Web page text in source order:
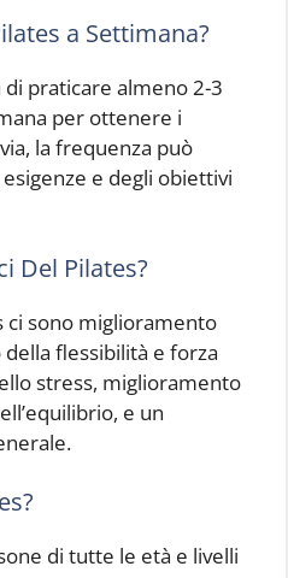
a Settimana?
praticare almeno 2-3
per ottenere i
la frequenza può
e degli obiettivi
Del Pilates?
ci sono miglioramento
flessibilità e forza
stress, miglioramento
e un
di tutte le età e livelli